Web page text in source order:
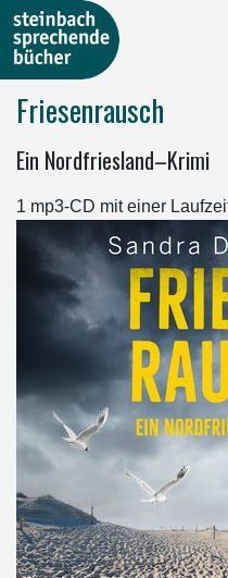
Friesenrausch
Ein Nordfriesland–Krimi
1 mp3-CD mit einer